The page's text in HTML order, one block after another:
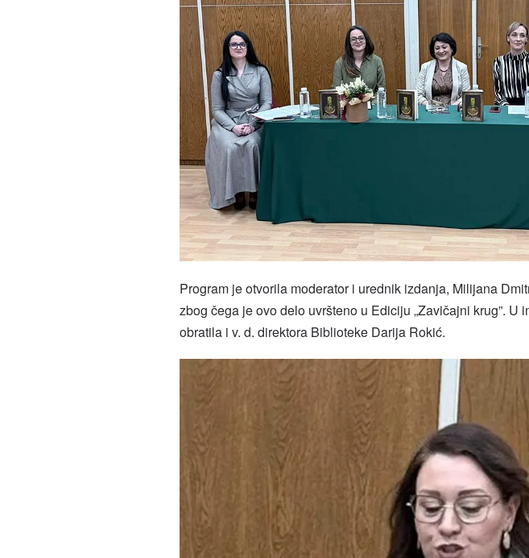
Program je otvorila moderator i urednik izdanja, Milijana
zbog čega je ovo delo uvršteno u Ediciju „Zavičajni krug”. U
obratila i v. d. direktora Biblioteke Darija Rokić.